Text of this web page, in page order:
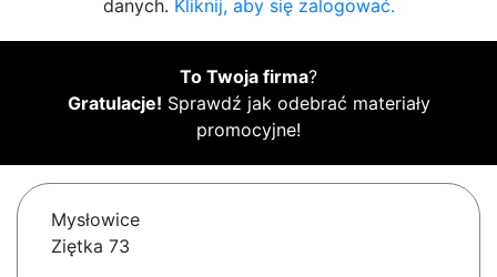
danych. Kliknij, aby się zalogować.
To Twoja firma?
Gratulacje! Sprawdź jak odebrać materiały
promocyjne!
Mysłowice
Ziętka 73